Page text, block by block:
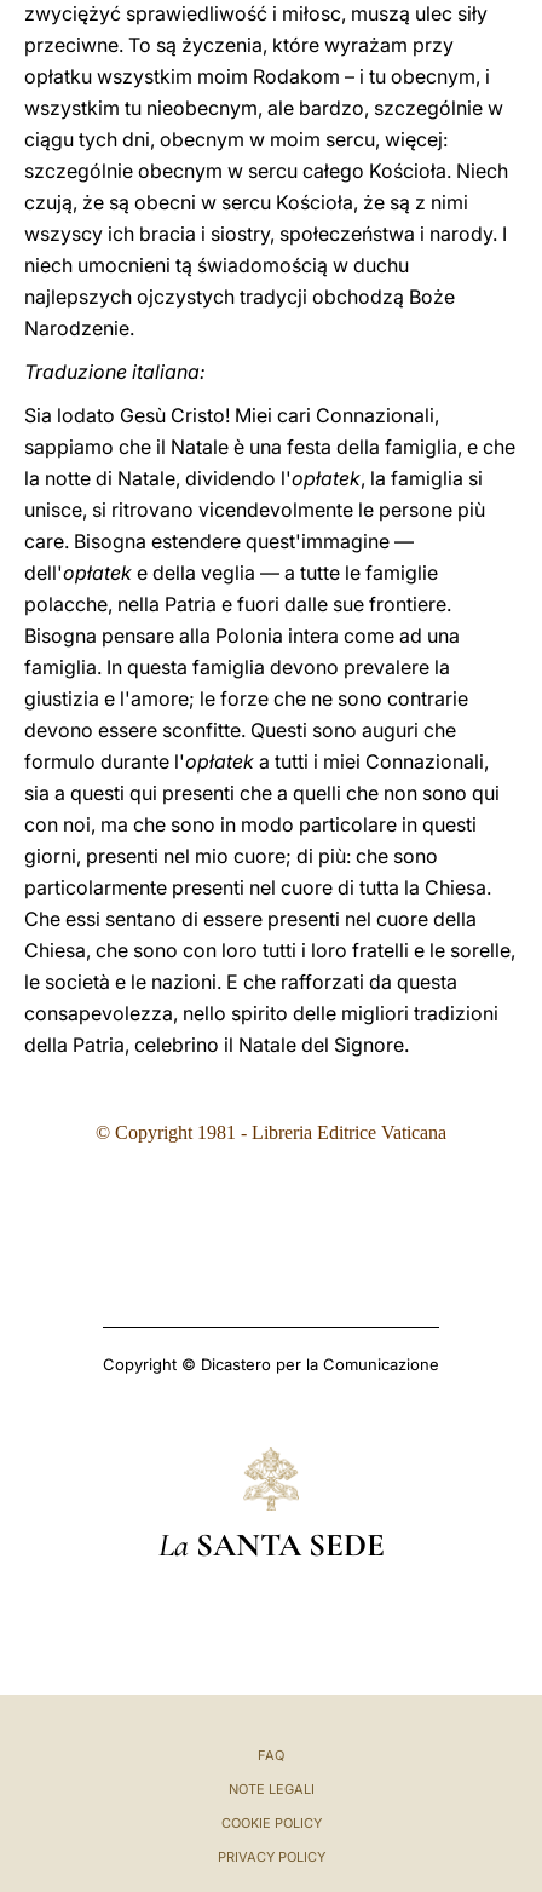
zwyciężyć sprawiedliwość i miłosc, muszą ulec siły
przeciwne. To są życzenia, które wyrażam przy
opłatku wszystkim moim Rodakom – i tu obecnym, i
wszystkim tu nieobecnym, ale bardzo, szczególnie w
ciągu tych dni, obecnym w moim sercu, więcej:
szczególnie obecnym w sercu całego Kościoła. Niech
czują, że są obecni w sercu Kościoła, że są z nimi
wszyscy ich bracia i siostry, społeczeństwa i narody. I
niech umocnieni tą świadomością w duchu
najlepszych ojczystych tradycji obchodzą Boże
Narodzenie.
Traduzione italiana:
Sia lodato Gesù Cristo! Miei cari Connazionali,
sappiamo che il Natale è una festa della famiglia, e che
la notte di Natale, dividendo l'opłatek, la famiglia si
unisce, si ritrovano vicendevolmente le persone рiù
care. Bisogna estendere quest'immagine —
dell'opłatek e della veglia — a tutte le famiglie
polacche, nella Patria e fuori dalle sue frontiere.
Bisogna pensare alla Polonia intera come ad una
famiglia. In questa famiglia devono prevalere la
giustizia e l'amore; le forze che ne sono contrarie
devono essere sconfitte. Questi sono auguri che
formulo durante l'opłatek a tutti i miei Connazionali,
sia a questi qui presenti che a quelli che non sono qui
con noi, ma che sono in modo particolare in questi
giorni, presenti nel mio cuore; di più: che sono
particolarmente presenti nel cuore di tutta la Chiesa.
Che essi sentano di essere presenti nel cuore della
Chiesa, che sono con loro tutti i loro fratelli e le sorelle,
le società e le nazioni. E che rafforzati da questa
consapevolezza, nello spirito delle migliori tradizioni
della Patria, celebrino il Natale del Signore.
© Copyright 1981 - Libreria Editrice Vaticana
Copyright © Dicastero per la Comunicazione
La SANTA SEDE
FAQ
NOTE LEGALI
COOKIE POLICY
PRIVACY POLICY